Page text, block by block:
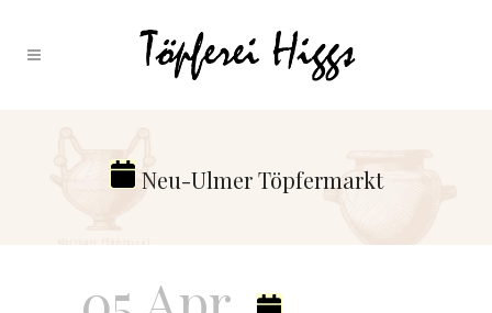
Neu-Ulmer Töpfermarkt